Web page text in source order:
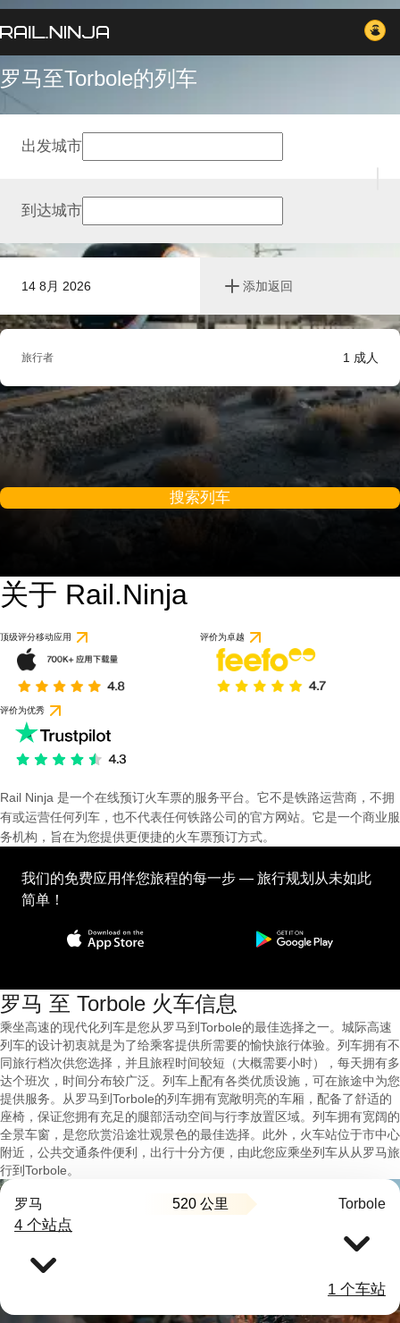
罗马至Torbole的列车
14 8月 2026 添加返回
出发城市
到达城市
旅行者 1 成人
搜索列车
关于 Rail.Ninja
顶级评分移动应用 评价为卓越
评价为优秀
Rail Ninja 是一个在线预订火车票的服务平台。它不是铁路运营商，不拥
有或运营任何列车，也不代表任何铁路公司的官方网站。它是一个商业服
务机构，旨在为您提供更便捷的火车票预订方式。
我们的免费应用伴您旅程的每一步 — 旅行规划从未如此
简单！
罗马 至 Torbole 火车信息
乘坐高速的现代化列车是您从罗马到Torbole的最佳选择之一。城际高速
列车的设计初衷就是为了给乘客提供所需要的愉快旅行体验。列车拥有不
同旅行档次供您选择，并且旅程时间较短（大概需要小时），每天拥有多
达个班次，时间分布较广泛。列车上配有各类优质设施，可在旅途中为您
提供服务。从罗马到Torbole的列车拥有宽敞明亮的车厢，配备了舒适的
座椅，保证您拥有充足的腿部活动空间与行李放置区域。列车拥有宽阔的
全景车窗，是您欣赏沿途壮观景色的最佳选择。此外，火车站位于市中心
附近，公共交通条件便利，出行十分方便，由此您应乘坐列车从从罗马旅
行到Torbole。
罗马 520 公里 Torbole
4 个站点
1 个车站